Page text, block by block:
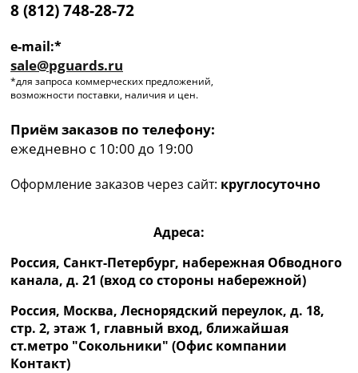
8 (812) 748-28-72
e-mail:*
sale@pguards.ru
*для запроса коммерческих предложений,
возможности поставки, наличия и цен.
Приём заказов по телефону:
ежедневно с 10:00 до 19:00
Оформление заказов через сайт: круглосуточно
Адреса:
Россия, Санкт-Петербург, набережная Обводного
канала, д. 21 (вход со стороны набережной)
Россия, Москва, Леснорядский переулок, д. 18,
стр. 2, этаж 1, главный вход, ближайшая
ст.метро "Сокольники" (Офис компании
Контакт)